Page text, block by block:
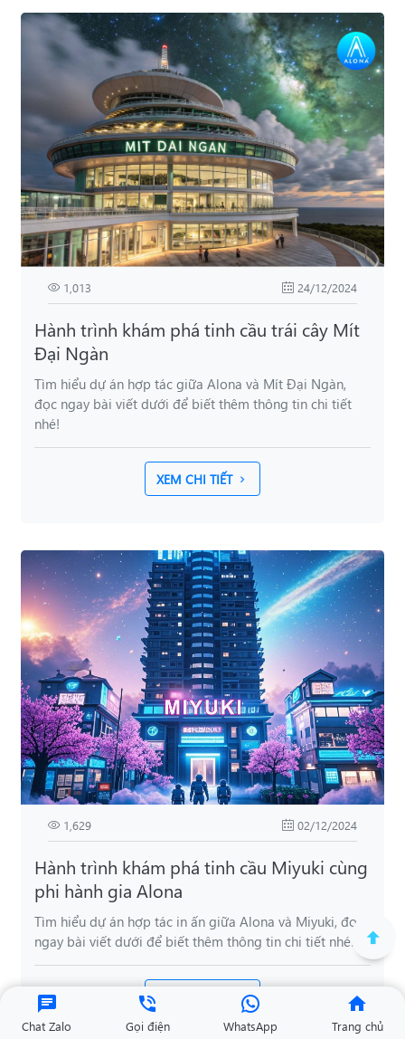
1,013 24/12/2024
Hành trình khám phá tinh cầu trái cây Mít
Đại Ngàn
Tìm hiểu dự án hợp tác giữa Alona và Mít Đại Ngàn,
đọc ngay bài viết dưới để biết thêm thông tin chi tiết
nhé!
XEM CHI TIẾT
1,629 02/12/2024
Hành trình khám phá tinh cầu Miyuki cùng
phi hành gia Alona
Tìm hiểu dự án hợp tác in ấn giữa Alona và Miyuki, đọc
ngay bài viết dưới để biết thêm thông tin chi tiết nhé!
Chat Zalo Gọi điện WhatsApp Trang chủ